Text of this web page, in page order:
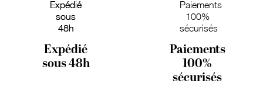
Expédié
sous 48h
Paiements
100%
sécurisés